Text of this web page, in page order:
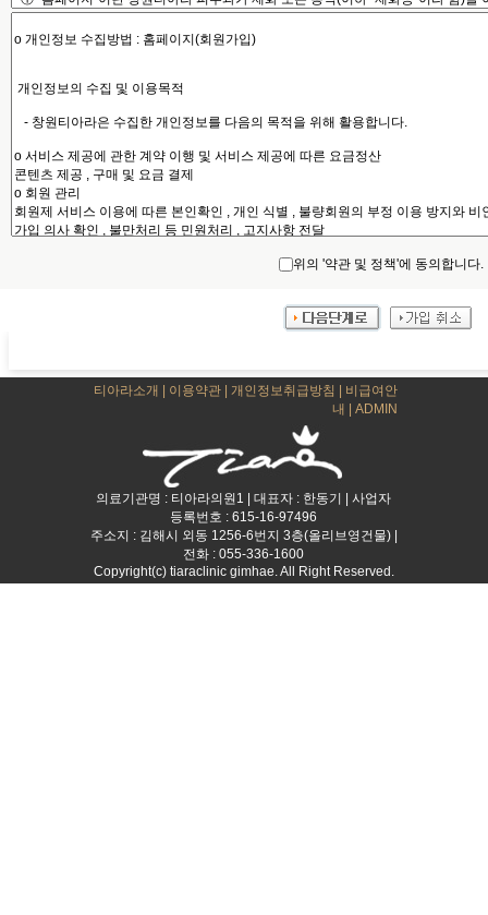
위의 '약관 및 정책'에 동의합니다.
티아라소개 이용약관 |개인정보취급방침
비급여안
내
|ADMIN
의료기관명 : 티아라의원1 | 대표자 : 한동기 | 사업자
등록번호 : 615-16-97496
주소지 : 김해시 외동 1256-6번지 3층(올리브영건물) |
전화 : 055-336-1600
Copyright(c) tiaraclinic gimhae. All Right Reserved.